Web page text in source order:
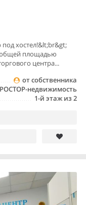
хостел!&lt;br&gt;
общей площадью
центра...
от собственника
недвижимость
1-й этаж из 2